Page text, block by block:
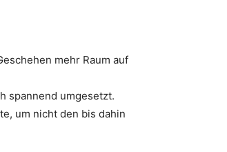
mehr Raum auf
spannend umgesetzt.
um nicht den bis dahin